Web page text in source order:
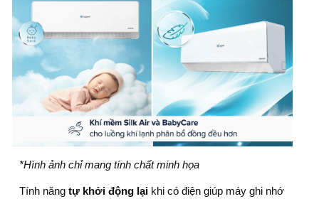
*Hình ảnh chỉ mang tính chất minh họa
Tính năng tự khởi động lại khi có điện giúp máy ghi nhớ